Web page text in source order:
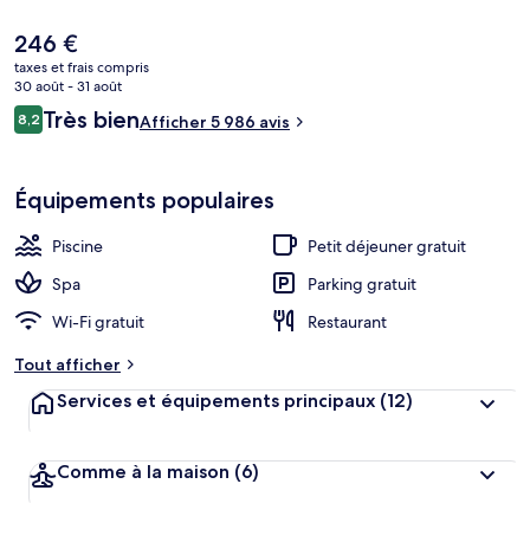
de vous au spa grâce à des massages, des enveloppements
corporels et des soins du visage. L'établissement Miramar Buffet,
l'un des 7 restaurants, sert des spécialités Cuisine internationale et
est ouvert pour le petit déjeuner, le déjeuner et le dîner. Cet
hébergement de luxe abrite en outre 4 bars en bord de piscine, un
terrain de golf et une discothèque. La piscine rafraîchissante et le
Le
prix
actuel
est
de
246 €
taxes et frais compris
30 août - 31 août
Avis
voyageurs
8,28,2 sur 10
Très bienAfficher 5 986 avis
Équipements populaires
Piscine
Petit déjeuner gratuit
Spa
Parking gratuit
Wi-Fi gratuit
Restaurant
Tout afficher
Services et équipements principaux (12)
Comme à la maison (6)